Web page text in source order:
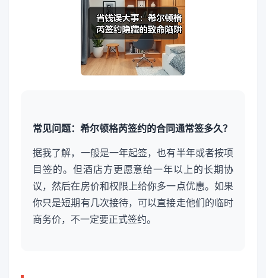
常见问题：希尔顿格芮签约的合同通常签多久？
据我了解，一般是一年起签，也有半年或者按项
目签的。但酒店方更愿意给一年以上的长期协
议，然后在房价和权限上给你多一点优惠。如果
你只是短期有几次接待，可以直接走他们的临时
商务价，不一定要正式签约。